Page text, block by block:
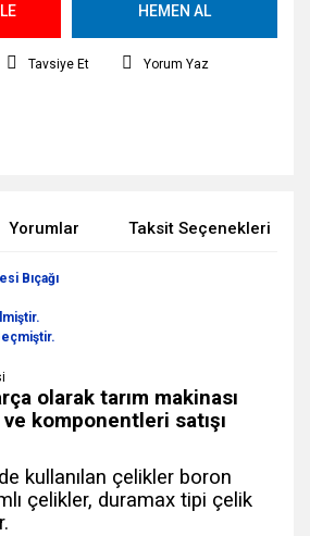
HEMEN AL
Tavsiye Et Yorum Yaz
Yorumlar Taksit Seçenekleri
Bıçağı
olarak tarım makinası
komponentleri satışı
kullanılan çelikler boron
çelikler, duramax tipi çelik